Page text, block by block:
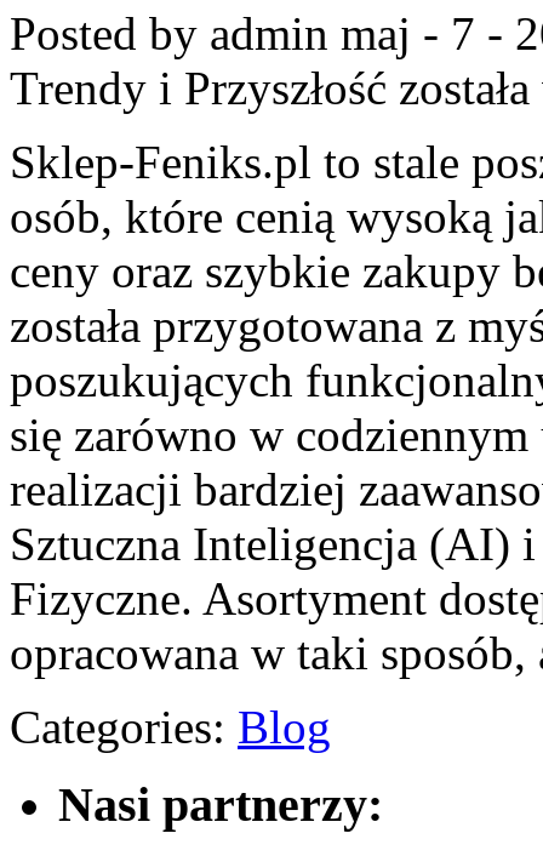
Posted by admin maj - 7 -
Trendy i Przyszłość
Sklep-Feniks.pl to stale
osób, które cenią wysoką
ceny oraz szybkie zakupy
została przygotowana z
poszukujących
się zarówno w
realizacji bardziej
Sztuczna Inteligencja (AI)
Fizyczne. Asortyment
opracowana w taki
Categories: Blog
Nasi partnerzy: